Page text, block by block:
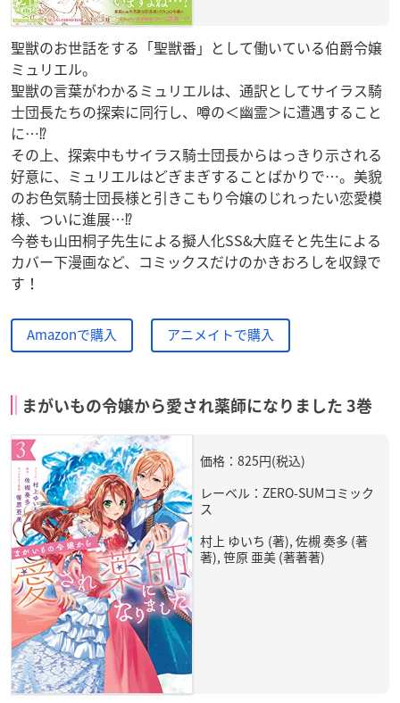
聖獣のお世話をする「聖獣番」として働いている伯爵令嬢
ミュリエル。
聖獣の言葉がわかるミュリエルは、通訳としてサイラス騎
士団長たちの探索に同行し、噂の＜幽霊＞に遭遇すること
に…⁉
その上、探索中もサイラス騎士団長からはっきり示される
好意に、ミュリエルはどぎまぎすることばかりで…。美貌
のお色気騎士団長様と引きこもり令嬢のじれったい恋愛模
様、ついに進展…⁉
今巻も山田桐子先生による擬人化SS&大庭そと先生による
カバー下漫画など、コミックスだけのかきおろしを収録で
す！
Amazonで購入 アニメイトで購入
まがいもの令嬢から愛され薬師になりました 3巻
価格：825円(税込)
レーベル：ZERO-SUMコミック
ス
村上 ゆいち (著), 佐槻 奏多 (著
著), 笹原 亜美 (著著著)